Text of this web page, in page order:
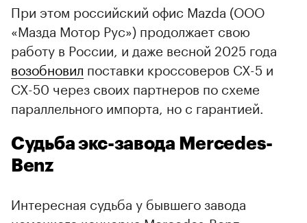
При этом российский офис Mazda (ООО
«Мазда Мотор Рус») продолжает свою
работу в России, и даже весной 2025 года
возобновил поставки кроссоверов CX-5 и
CX-50 через своих партнеров по схеме
параллельного импорта, но с гарантией.
Судьба экс-завода Mercedes-
Benz
Интересная судьба у бывшего завода